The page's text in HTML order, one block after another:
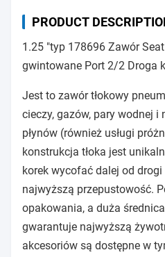
PRODUCT
1.25 "typ 178696 Zawór
gwintowane Port 2/2 Droga
Jest to zawór tłokowy
cieczy, gazów, pary wodnej i
płynów (również usługi
konstrukcja tłoka jest
korek wycofać dalej od drogi
najwyższą przepustowość.
opakowania, a duża
gwarantuje najwyższą
akcesoriów są dostępne w